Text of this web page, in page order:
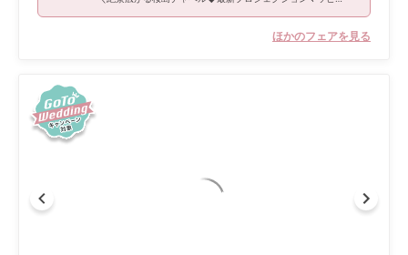
ほかのフェアを見る